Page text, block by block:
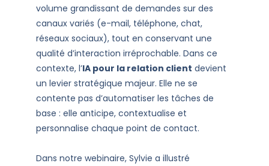
volume grandissant de demandes sur des
canaux variés (e-mail, téléphone, chat,
réseaux sociaux), tout en conservant une
qualité d’interaction irréprochable. Dans ce
contexte, l’IA pour la relation client devient
un levier stratégique majeur. Elle ne se
contente pas d’automatiser les tâches de
base : elle anticipe, contextualise et
personnalise chaque point de contact.
Dans notre webinaire, Sylvie a illustré